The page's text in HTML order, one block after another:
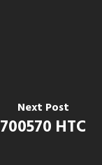
Next Post
700570 HTC